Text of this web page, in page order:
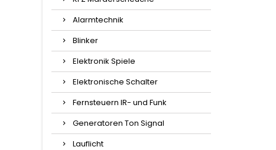
Alarmtechnik
Blinker
Elektronik Spiele
Elektronische Schalter
Fernsteuern IR- und Funk
Generatoren Ton Signal
Lauflicht